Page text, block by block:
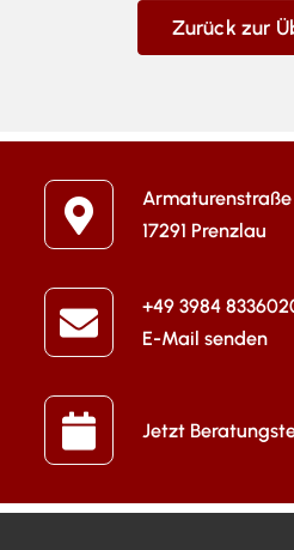
Zurück zur
Armaturenstraße
17291 Prenzlau
+49 3984
E-Mail senden
Jetzt